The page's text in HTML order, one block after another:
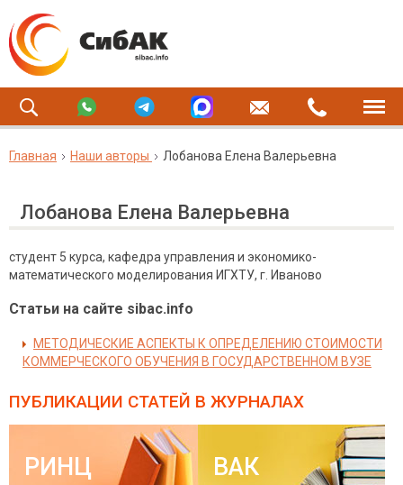
Главная Наши авторы Лобанова Елена Валерьевна
Лобанова Елена Валерьевна
студент 5 курса, кафедра управления и экономико-
математического моделирования ИГХТУ, г. Иваново
Статьи на сайте sibac.info
МЕТОДИЧЕСКИЕ АСПЕКТЫ К ОПРЕДЕЛЕНИЮ СТОИМОСТИ
КОММЕРЧЕСКОГО ОБУЧЕНИЯ В ГОСУДАРСТВЕННОМ ВУЗЕ
ПУБЛИКАЦИИ СТАТЕЙ В ЖУРНАЛАХ
РИНЦ ВАК